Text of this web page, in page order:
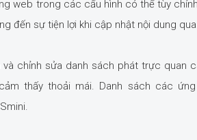
web trong các cấu hình có thể tùy
đến sự tiện lợi khi cập nhật nội dung
và chỉnh sửa danh sách phát trực quan
thấy thoải mái. Danh sách các